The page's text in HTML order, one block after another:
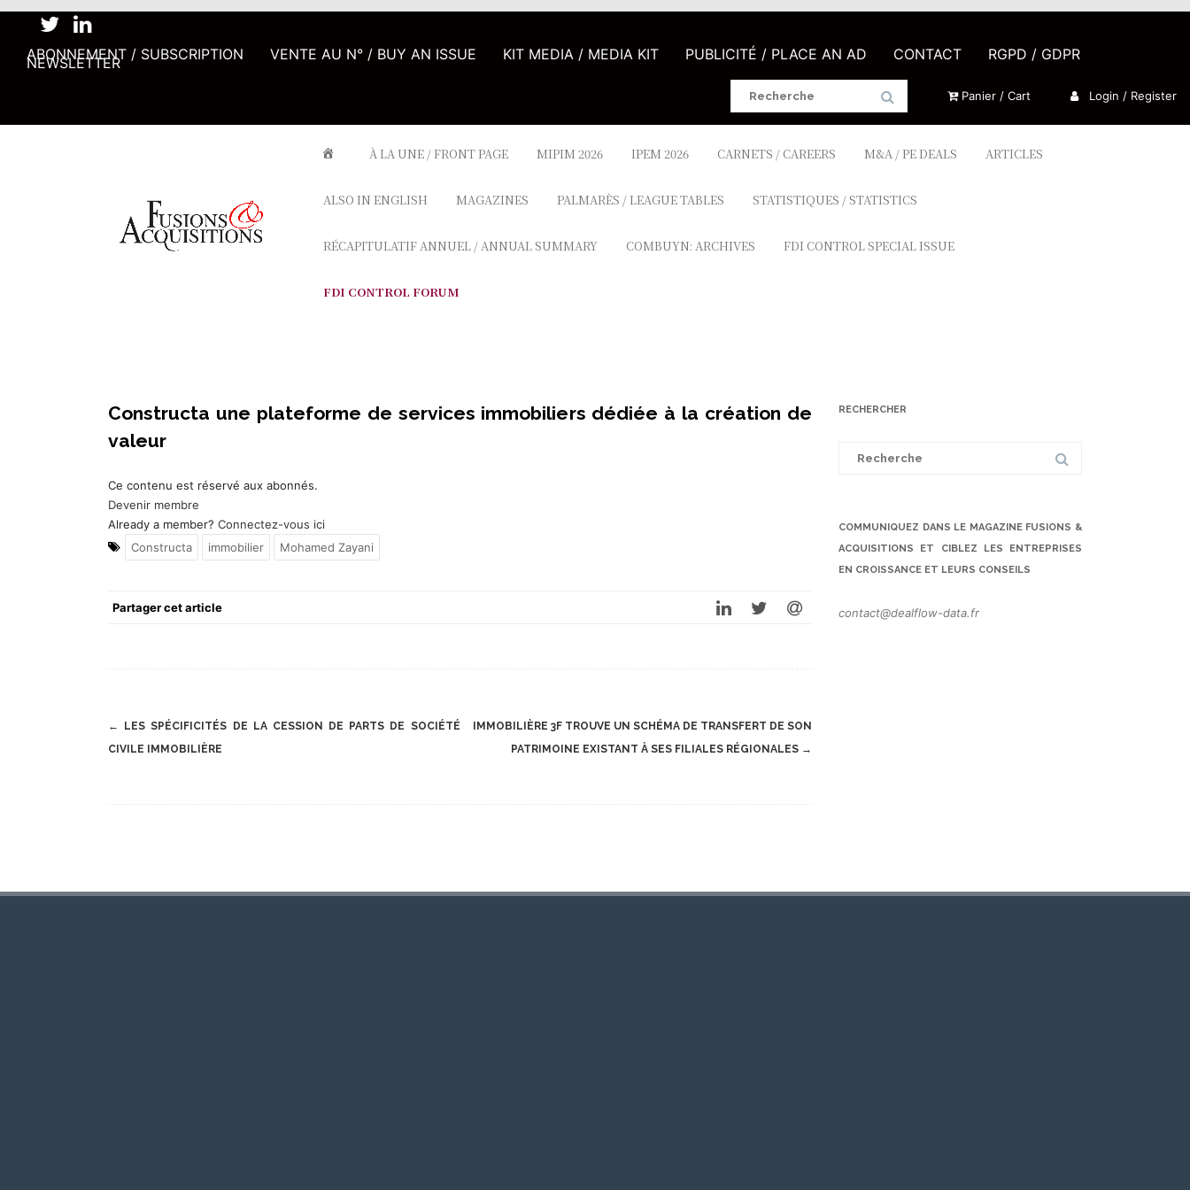
ABONNEMENT / SUBSCRIPTION VENTE AU N° / BUY AN ISSUE KIT MEDIA / MEDIA KIT PUBLICITÉ / PLACE AN AD CONTACT RGPD / GDPR
NEWSLETTER
Search
Panier / Cart Login / Register
À LA UNE / FRONT PAGE MIPIM 2026 IPEM 2026 CARNETS / CAREERS M&A / PE DEALS ARTICLES
ALSO IN ENGLISH MAGAZINES PALMARÈS / LEAGUE TABLES STATISTIQUES / STATISTICS
RÉCAPITULATIF ANNUEL / ANNUAL SUMMARY COMBUYN: ARCHIVES FDI CONTROL SPECIAL ISSUE
FDI CONTROL FORUM
Constructa une plateforme de services immobiliers dédiée à la création de
valeur
Ce contenu est réservé aux abonnés.
Devenir membre
Already a member? Connectez-vous ici
Constructa
immobilier Mohamed Zayani
Partager cet article
Post
navigation
←
LES SPÉCIFICITÉS DE LA CESSION DE PARTS DE SOCIÉTÉ
CIVILE IMMOBILIÈRE
IMMOBILIÈRE 3F TROUVE UN SCHÉMA DE TRANSFERT DE SON
PATRIMOINE EXISTANT À SES FILIALES RÉGIONALES →
RECHERCHER
COMMUNIQUEZ DANS LE MAGAZINE FUSIONS &
ACQUISITIONS ET CIBLEZ LES ENTREPRISES
EN CROISSANCE ET LEURS CONSEILS
contact@dealflow-data.fr